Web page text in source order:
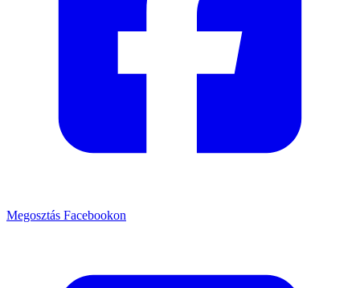
Megosztás Facebookon